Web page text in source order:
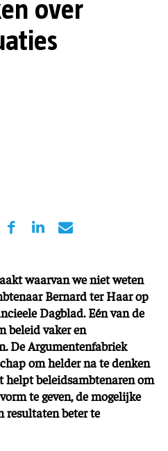
over
waarvan we niet weten
Bernard ter Haar op
Dagblad. Eén van de
beleid vaker en
De Argumentenfabriek
om helder na te denken
helpt beleidsambtenaren om
te geven, de mogelijke
resultaten beter te